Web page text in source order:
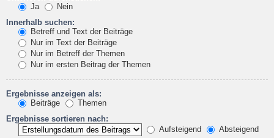
Ja
Nein
Innerhalb suchen:
Betreff und Text der Beiträge
Nur im Text der Beiträge
Nur im Betreff der Themen
Nur im ersten Beitrag der Themen
Ergebnisse anzeigen als:
Beiträge
Themen
Ergebnisse sortieren nach:
Aufsteigend
Absteigend